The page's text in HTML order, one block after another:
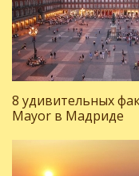
8 удивительных
Mayor в Мадриде